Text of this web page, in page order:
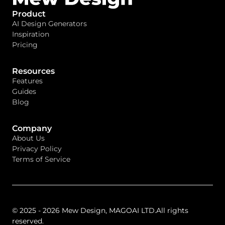
Product
AI Design Generators
Inspiration
Pricing
Resources
Features
Guides
Blog
Company
About Us
Privacy Policy
Terms of Service
© 2025 - 2026 Mew Design, MAGOAI LTD.All rights
reserved.